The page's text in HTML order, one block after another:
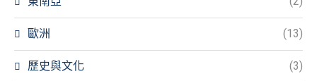
歐洲 (13)
歷史與文化 (3)